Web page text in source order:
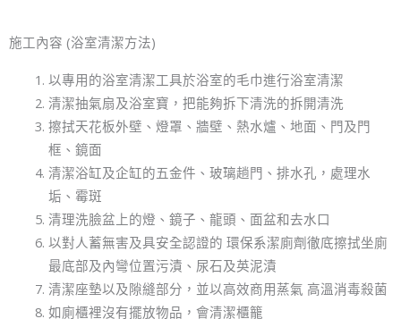
施工內容 (浴室清潔方法)
以專用的浴室清潔工具於浴室的毛巾進行浴室清潔
清潔抽氣扇及浴室寶，把能夠拆下清洗的拆開清洗
擦拭天花板外壁、燈罩、牆壁、熱水爐、地面、門及門
框、鏡面
清潔浴缸及企缸的五金件、玻璃趟門、排水孔，處理水
垢、霉斑
清理洗臉盆上的燈、鏡子、龍頭、面盆和去水口
以對人蓄無害及具安全認證的 環保系潔廁劑徹底擦拭坐廁
最底部及內彎位置污漬、尿石及英泥漬
清潔座墊以及隙縫部分，並以高效商用蒸氣 高溫消毒殺菌
如廁櫃裡沒有擺放物品，會清潔櫃籠